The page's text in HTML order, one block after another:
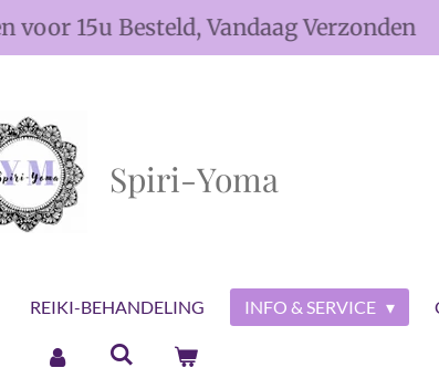
voor 15u Besteld, Vandaag Verzonden
Spiri-Yoma
REIKI-BEHANDELING INFO & SERVICE